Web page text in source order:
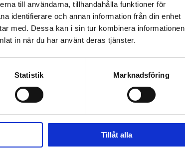
till användarna, tillhandahålla funktioner för
identifierare och annan information från din enhet
med. Dessa kan i sin tur kombinera informationen
in när du har använt deras tjänster.
Statistik Marknadsföring
Tillåt alla